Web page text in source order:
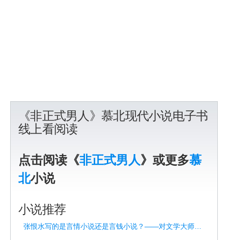
《非正式男人》慕北现代小说电子书
线上看阅读
点击阅读《非正式男人》或更多慕
北小说
小说推荐